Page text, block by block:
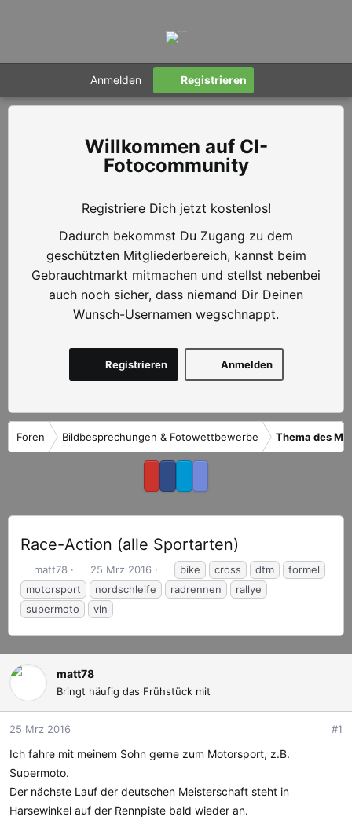
Anmelden Registrieren
CI-
Fotocommunity
Registriere Dich jetzt kostenlos!
Dadurch bekommst Du Zugang zu dem
geschützten Mitgliederbereich, kannst beim
Gebrauchtmarkt mitmachen und stellst nebenbei
auch noch sicher, dass niemand Dir Deinen
Wunsch-Usernamen wegschnappt.
Anmelden
Registrieren
Foren Bildbesprechungen & Fotowettbewerbe Thema des
Race-Action (alle Sportarten)
E
r
s
t
l
matt78
E
r
s
t
t
a
m
25 Mrz 2016
S
c
h
r
t
bike cross dtm
formel
motorsport
nordschleife radrennen
rallye
supermoto
vln
matt78
Bringt häufig das Frühstück mit
25 Mrz 2016 #1
Ich fahre mit meinem Sohn gerne zum Motorsport, z.B.
Supermoto.
Der nächste Lauf der deutschen Meisterschaft steht in
Harsewinkel auf der Rennpiste bald wieder an.